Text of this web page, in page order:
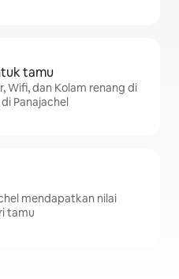
tamu
Wifi, dan Kolam renang di
Panajachel
mendapatkan nilai
tamu